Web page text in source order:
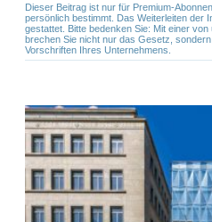
Dieser Beitrag ist nur für Premium-
persönlich bestimmt. Das Weiterleiten der
gestattet. Bitte bedenken Sie: Mit einer
brechen Sie nicht nur das Gesetz,
Vorschriften Ihres Unternehmens.